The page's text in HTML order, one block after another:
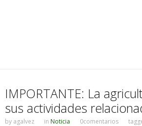
IMPORTANTE: La
sus actividades
by agalvez in Noticia 0comentarios